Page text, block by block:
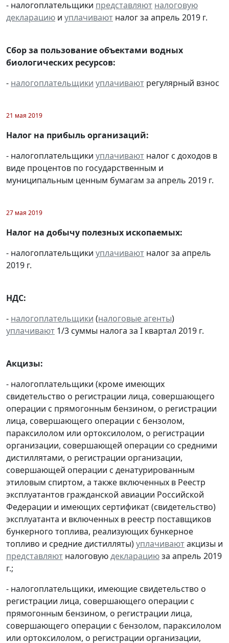
- налогоплательщики представляют налоговую
декларацию и уплачивают налог за апрель 2019 г.
Сбор за пользование объектами водных
биологических ресурсов:
- налогоплательщики уплачивают регулярный взнос
21 мая 2019
Налог на прибыль организаций:
- налогоплательщики уплачивают налог с доходов в
виде процентов по государственным и
муниципальным ценным бумагам за апрель 2019 г.
27 мая 2019
Налог на добычу полезных ископаемых:
- налогоплательщики уплачивают налог за апрель
2019 г.
НДС:
- налогоплательщики (налоговые агенты)
уплачивают 1/3 суммы налога за I квартал 2019 г.
Акцизы:
- налогоплательщики (кроме имеющих
свидетельство о регистрации лица, совершающего
операции с прямогонным бензином, о регистрации
лица, совершающего операции с бензолом,
параксилолом или ортоксилолом, о регистрации
организации, совершающей операции со средними
дистиллятами, о регистрации организации,
совершающей операции с денатурированным
этиловым спиртом, а также включенных в Реестр
эксплуатантов гражданской авиации Российской
Федерации и имеющих сертификат (свидетельство)
эксплуатанта и включенных в реестр поставщиков
бункерного топлива, реализующих бункерное
топливо и средние дистилляты)уплачиваютакцизы и
представляют налоговуюдекларациюза апрель 2019
г.;
- налогоплательщики, имеющие свидетельство о
регистрации лица, совершающего операции с
прямогонным бензином, о регистрации лица,
совершающего операции с бензолом, параксилолом
или ортоксилолом, о регистрации организации,